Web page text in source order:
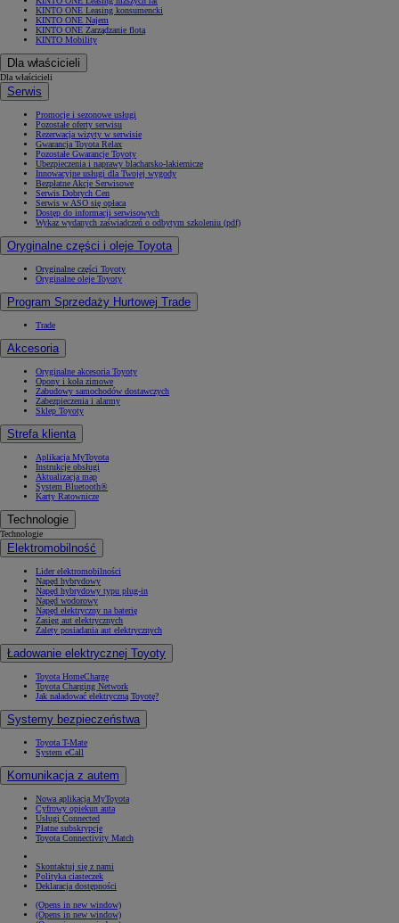
KINTO ONE Leasing konsumencki
KINTO ONE Najem
KINTO ONE Zarządzanie flotą
KINTO Mobility
Dla właścicieli
Dla właścicieli
Serwis
Promocje i sezonowe usługi
Pozostałe oferty serwisu
Rezerwacja wizyty w serwisie
Gwarancja Toyota Relax
Pozostałe Gwarancje Toyoty
Ubezpieczenia i naprawy blacharsko-lakiernicze
Innowacyjne usługi dla Twojej wygody
Bezpłatne Akcje Serwisowe
Serwis Dobrych Cen
Serwis w ASO się opłaca
Dostęp do informacji serwisowych
Wykaz wydanych zaświadczeń o odbytym szkoleniu (pdf)
Oryginalne części i oleje Toyota
Oryginalne części Toyoty
Oryginalne oleje Toyoty
Program Sprzedaży Hurtowej Trade
Trade
Akcesoria
Oryginalne akcesoria Toyoty
Opony i koła zimowe
Zabudowy samochodów dostawczych
Zabezpieczenia i alarmy
Sklep Toyoty
Strefa klienta
Aplikacja MyToyota
Instrukcje obsługi
Aktualizacja map
System Bluetooth®
Karty Ratownicze
Technologie
Technologie
Elektromobilność
Lider elektromobilności
Napęd hybrydowy
Napęd hybrydowy typu plug-in
Napęd wodorowy
Napęd elektryczny na baterię
Zasięg aut elektrycznych
Zalety posiadania aut elektrycznych
Ładowanie elektrycznej Toyoty
Toyota HomeCharge
Toyota Charging Network
Jak naładować elektryczną Toyotę?
Systemy bezpieczeństwa
Toyota T-Mate
System eCall
Komunikacja z autem
Nowa aplikacja MyToyota
Cyfrowy opiekun auta
Usługi Connected
Płatne subskrypcje
Toyota Connectivity Match
Skontaktuj się z nami
Polityka ciasteczek
Deklaracja dostępności
(Opens in new window)
(Opens in new window)